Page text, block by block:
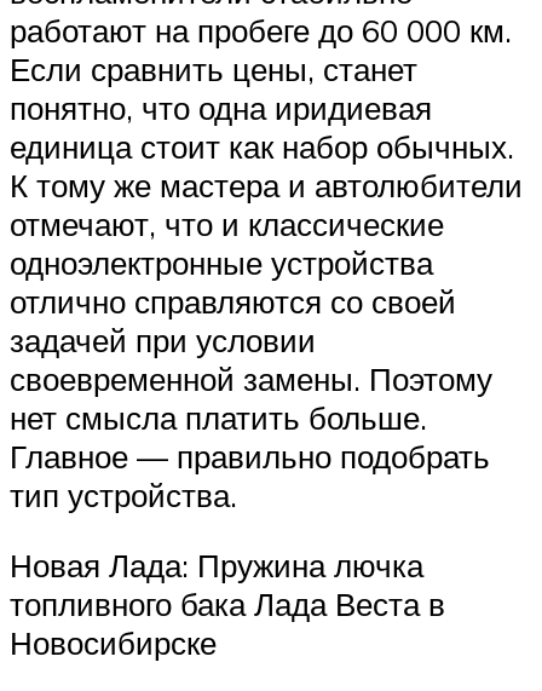
работают на пробеге до 60 000 км.
Если сравнить цены, станет
понятно, что одна иридиевая
единица стоит как набор обычных.
К тому же мастера и автолюбители
отмечают, что и классические
одноэлектронные устройства
отлично справляются со своей
задачей при условии
своевременной замены. Поэтому
нет смысла платить больше.
Главное — правильно подобрать
тип устройства.
Новая Лада: Пружина лючка
топливного бака Лада Веста в
Новосибирске